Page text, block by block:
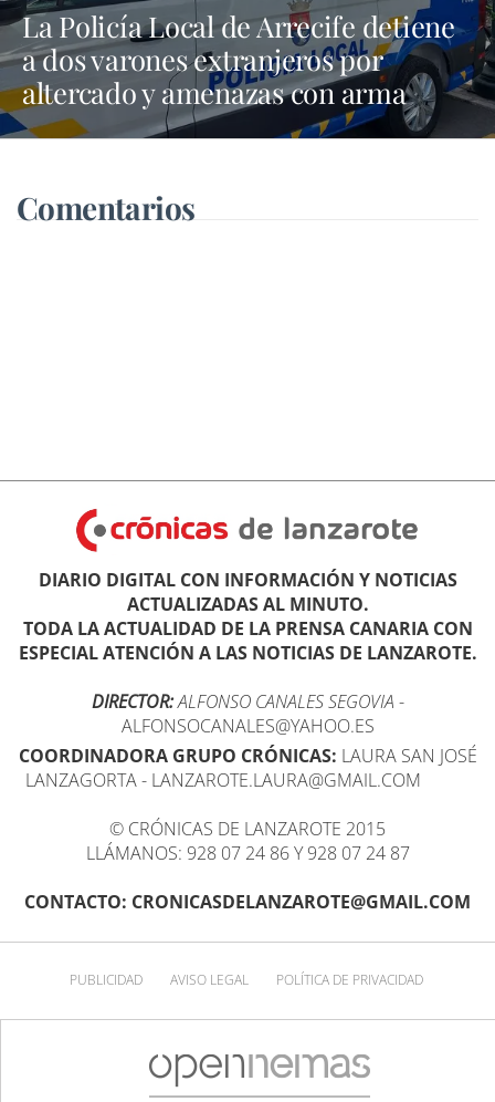
La Policía Local de Arrecife detiene
a dos varones extranjeros por
altercado y amenazas con arma
blanca
Comentarios
DIARIO DIGITAL CON INFORMACIÓN Y NOTICIAS
ACTUALIZADAS AL MINUTO.
TODA LA ACTUALIDAD DE LA PRENSA CANARIA CON
ESPECIAL ATENCIÓN A LAS NOTICIAS DE LANZAROTE.
DIRECTOR:ALFONSO CANALES SEGOVIA -
ALFONSOCANALES@YAHOO.ES
COORDINADORA GRUPO CRÓNICAS: LAURA SAN JOSÉ
LANZAGORTA - LANZAROTE.LAURA@GMAIL.COM
© CRÓNICAS DE LANZAROTE 2015
LLÁMANOS: 928 07 24 86 Y 928 07 24 87
CONTACTO: CRONICASDELANZAROTE@GMAIL.COM
PUBLICIDAD AVISO LEGAL POLÍTICA DE PRIVACIDAD